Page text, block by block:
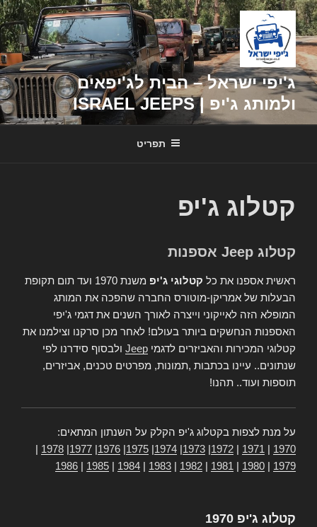
דילוג
לתוכן
ג'יפי ישראל – הבית לג'יפאים
ולמותג ג'יפ | ISRAEL JEEPS
תפריט
קטלוג ג'יפ
קטלוג Jeep אספנות
ראשית אספנו את כל קטלוגי ג'יפ
משנת 1970 ועד תום תקופת
הבעלות של אמריקן-מוטורס החברה שהפכה את המותג
המופלא הזה לאייקוני וייצרה לאורך השנים את דגמי ג'יפי
האספנות הנחשקים ביותר בעולם! לאחר מכן סרקנו וצילמנו את
קטלוגי המכירות והאביזרים לדגמי Jeep ולבסוף סידרנו לפי
שנתונים.. עיינו בכתבות ,תמונות, מפרטים טכנים, אביזרים,
תוספות ועוד.. תהנו!
על מנת לצפות בקטלוג ג'יפ הקלק על השנתון המתאים:
1970
1971
1972
1973
1974
1975
1976
1977
1978
1979
1980
1981
1982
1983
1984
1985
1986
קטלוג ג'יפ 1970